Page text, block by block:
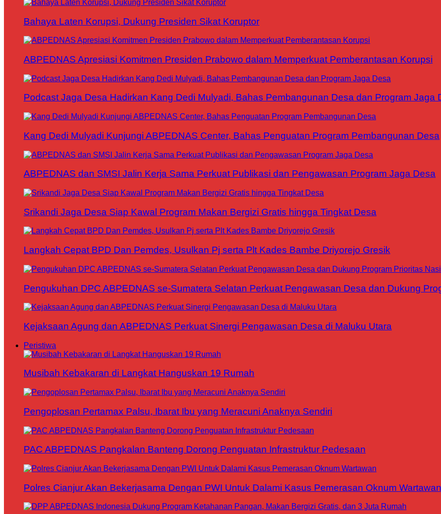
Bahaya Laten Korupsi, Dukung Presiden Sikat Koruptor
ABPEDNAS Apresiasi Komitmen Presiden Prabowo dalam Memperkuat Pemberantasan Korupsi
Podcast Jaga Desa Hadirkan Kang Dedi Mulyadi, Bahas Pembangunan Desa dan Program Jaga
Kang Dedi Mulyadi Kunjungi ABPEDNAS Center, Bahas Penguatan Program Pembangunan Desa
ABPEDNAS dan SMSI Jalin Kerja Sama Perkuat Publikasi dan Pengawasan Program Jaga Desa
Srikandi Jaga Desa Siap Kawal Program Makan Bergizi Gratis hingga Tingkat Desa
Langkah Cepat BPD Dan Pemdes, Usulkan Pj serta Plt Kades Bambe Driyorejo Gresik
Pengukuhan DPC ABPEDNAS se-Sumatera Selatan Perkuat Pengawasan Desa dan Dukung
Kejaksaan Agung dan ABPEDNAS Perkuat Sinergi Pengawasan Desa di Maluku Utara
Peristiwa
Musibah Kebakaran di Langkat Hanguskan 19 Rumah
Pengoplosan Pertamax Palsu, Ibarat Ibu yang Meracuni Anaknya Sendiri
PAC ABPEDNAS Pangkalan Banteng Dorong Penguatan Infrastruktur Pedesaan
Polres Cianjur Akan Bekerjasama Dengan PWI Untuk Dalami Kasus Pemerasan Oknum Wartawan